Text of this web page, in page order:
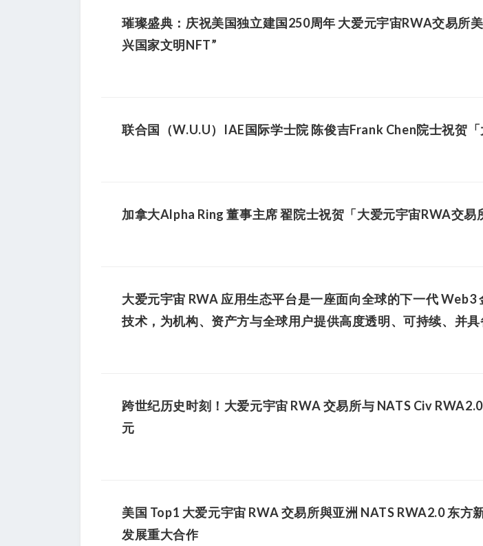
璀璨盛典：庆祝美国独立建国250周年 大爱元宇宙RWA交易所
兴国家文明NFT”
联合国（W.U.U）IAE国际学士院 陈俊吉Frank Chen院士祝贺
加拿大Alpha Ring 董事主席 翟院士祝贺「大爱元宇宙RWA交
大爱元宇宙 RWA 应用生态平台是一座面向全球的下一代
技术，为机构、资产方与全球用户提供高度透明、可持续、并
跨世纪历史时刻！大爱元宇宙 RWA 交易所与 NATS Civ
元
美国 Top1 大爱元宇宙 RWA 交易所與亚洲 NATS RWA2.0 东
发展重大合作